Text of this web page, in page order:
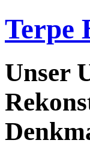
Terpe
Unser